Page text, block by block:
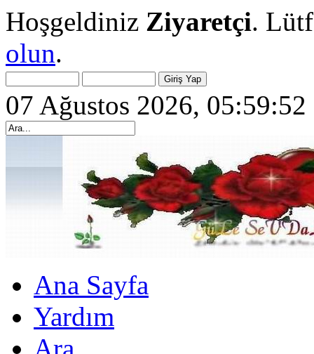
Hoşgeldiniz Ziyaretçi.
olun.
07 Ağustos 2026, 05:59:52
Ana Sayfa
Yardım